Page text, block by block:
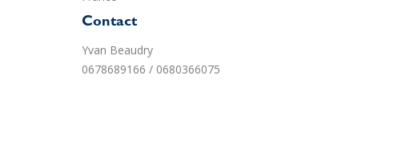
Contact
Yvan Beaudry
0678689166 / 0680366075